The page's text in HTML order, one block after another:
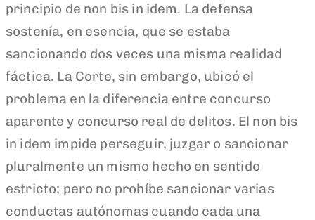
principio de non bis in idem. La defensa
sostenía, en esencia, que se estaba
sancionando dos veces una misma realidad
fáctica. La Corte, sin embargo, ubicó el
problema en la diferencia entre concurso
aparente y concurso real de delitos. El non bis
in idem impide perseguir, juzgar o sancionar
pluralmente un mismo hecho en sentido
estricto; pero no prohíbe sancionar varias
conductas autónomas cuando cada una